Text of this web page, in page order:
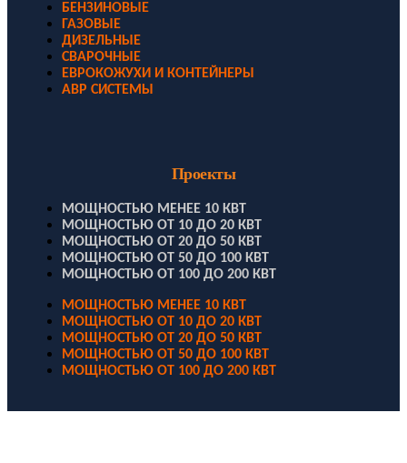
БЕНЗИНОВЫЕ
ГАЗОВЫЕ
ДИЗЕЛЬНЫЕ
СВАРОЧНЫЕ
ЕВРОКОЖУХИ И КОНТЕЙНЕРЫ
АВР СИСТЕМЫ
Проекты
МОЩНОСТЬЮ МЕНЕЕ 10 КВТ
МОЩНОСТЬЮ ОТ 10 ДО 20 КВТ
МОЩНОСТЬЮ ОТ 20 ДО 50 КВТ
МОЩНОСТЬЮ ОТ 50 ДО 100 КВТ
МОЩНОСТЬЮ ОТ 100 ДО 200 КВТ
МОЩНОСТЬЮ МЕНЕЕ 10 КВТ
МОЩНОСТЬЮ ОТ 10 ДО 20 КВТ
МОЩНОСТЬЮ ОТ 20 ДО 50 КВТ
МОЩНОСТЬЮ ОТ 50 ДО 100 КВТ
МОЩНОСТЬЮ ОТ 100 ДО 200 КВТ